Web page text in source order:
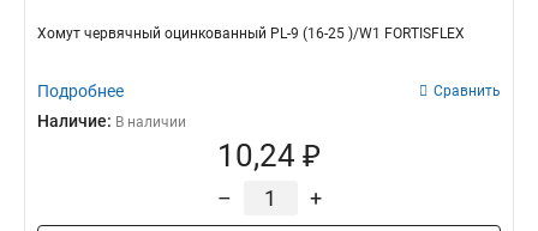
Хомут червячный оцинкованный PL-9 (16-25 )/W1 FORTISFLEX
Подробнее Сравнить
Наличие: В наличии
10,24 ₽
– +